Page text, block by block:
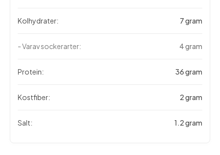
Kolhydrater: 7 gram
- Varav sockerarter: 4 gram
Protein: 36 gram
Kostfiber: 2 gram
Salt: 1.2 gram